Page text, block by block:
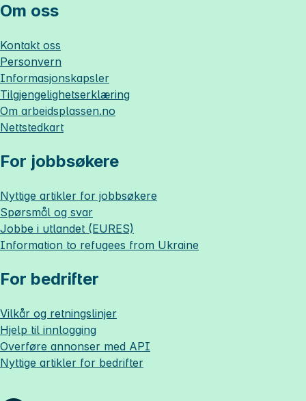
Om oss
Kontakt oss
Personvern
Informasjonskapsler
Tilgjengelighetserklæring
Om arbeidsplassen.no
Nettstedkart
For jobbsøkere
Nyttige artikler for jobbsøkere
Spørsmål og svar
Jobbe i utlandet (EURES)
Information to refugees from Ukraine
For bedrifter
Vilkår og retningslinjer
Hjelp til innlogging
Overføre annonser med API
Nyttige artikler for bedrifter